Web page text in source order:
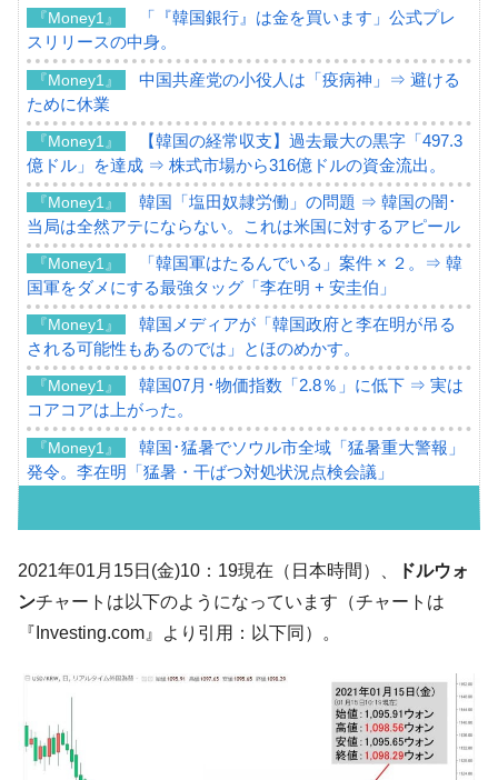
『Money1』
「『韓国銀行』は金を買います」公式プレ
スリリースの中身。
『Money1』
中国共産党の小役人は「疫病神」⇒ 避ける
ために休業
『Money1』
【韓国の経常収支】過去最大の黒字「497.3
億ドル」を達成 ⇒ 株式市場から316億ドルの資金流出。
『Money1』
韓国「塩田奴隷労働」の問題 ⇒ 韓国の闇･
当局は全然アテにならない。これは米国に対するアピール
『Money1』
「韓国軍はたるんでいる」案件 × ２。⇒ 韓
国軍をダメにする最強タッグ「李在明 + 安圭伯」
『Money1』
韓国メディアが「韓国政府と李在明が吊る
される可能性もあるのでは」とほのめかす。
『Money1』
韓国07月･物価指数「2.8％」に低下 ⇒ 実は
コアコアは上がった。
『Money1』
韓国･猛暑でソウル市全域「猛暑重大警報」
発令。李在明「猛暑・干ばつ対処状況点検会議」
07月販売台数は去年のほぼ半分「71台」しか売れなかっ
『Money1』
韓国「信用赦免を何回やっても、何回やっ
落！
『Money1』
韓国K9専用砲弾･装薬自動供給装甲車両･珍
兵器「K10」が改良に乗り出す。
『Money1』
韓国「2026年07月の輸出入」絶好調。半導
体だけで410億ドル、輸出全体の41％もある
2021年01月15日(金)10：19現在（日本時間）、
ドルウォ
ンチャートは以下のようになっています（チャートは
『Investing.com』より引用：以下同）。